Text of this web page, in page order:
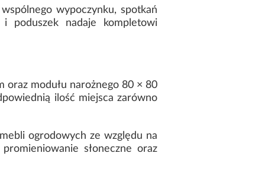
wypoczynku, spotkań
poduszek nadaje kompletowi
oraz modułu narożnego 80 × 80
ilość miejsca zarówno
ogrodowych ze względu na
słoneczne oraz